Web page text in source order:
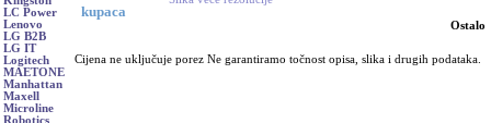
LC Power
Lenovo
LG B2B
LG IT
Logitech
MAETONE
Manhattan
Maxell
Microline
Robotics
kupaca
Ostalo
Cijena ne uključuje porez Ne garantiramo točnost opisa, slika i drugih podataka.